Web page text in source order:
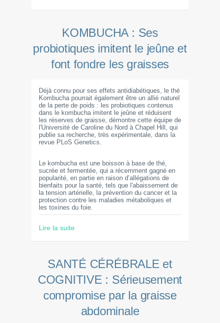
KOMBUCHA : Ses
probiotiques imitent le jeûne et
font fondre les graisses
Déjà connu pour ses effets antidiabétiques, le thé
Kombucha pourrait également être un allié naturel
de la perte de poids : les probiotiques contenus
dans le kombucha imitent le jeûne et réduisent
les réserves de graisse, démontre cette équipe de
l'Université de Caroline du Nord à Chapel Hill, qui
publie sa recherche, très expérimentale, dans la
revue PLoS Genetics.
Le kombucha est une boisson à base de thé,
sucrée et fermentée, qui a récemment gagné en
popularité, en partie en raison d’allégations de
bienfaits pour la santé, tels que l'abaissement de
la tension artérielle, la prévention du cancer et la
protection contre les maladies métaboliques et
les toxines du foie.
Lire la suite
SANTÉ CÉRÉBRALE et
COGNITIVE : Sérieusement
compromise par la graisse
abdominale